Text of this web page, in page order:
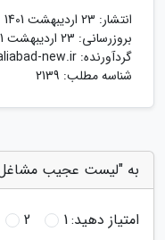
انتشار: 23 اردیبهشت 1401
بروزرسانی: 23 اردیبهشت 1401
گردآورنده: new.ir
شناسه مطلب: 2139
به "لیست عجیب مشاغل
امتیاز دهید:1
2